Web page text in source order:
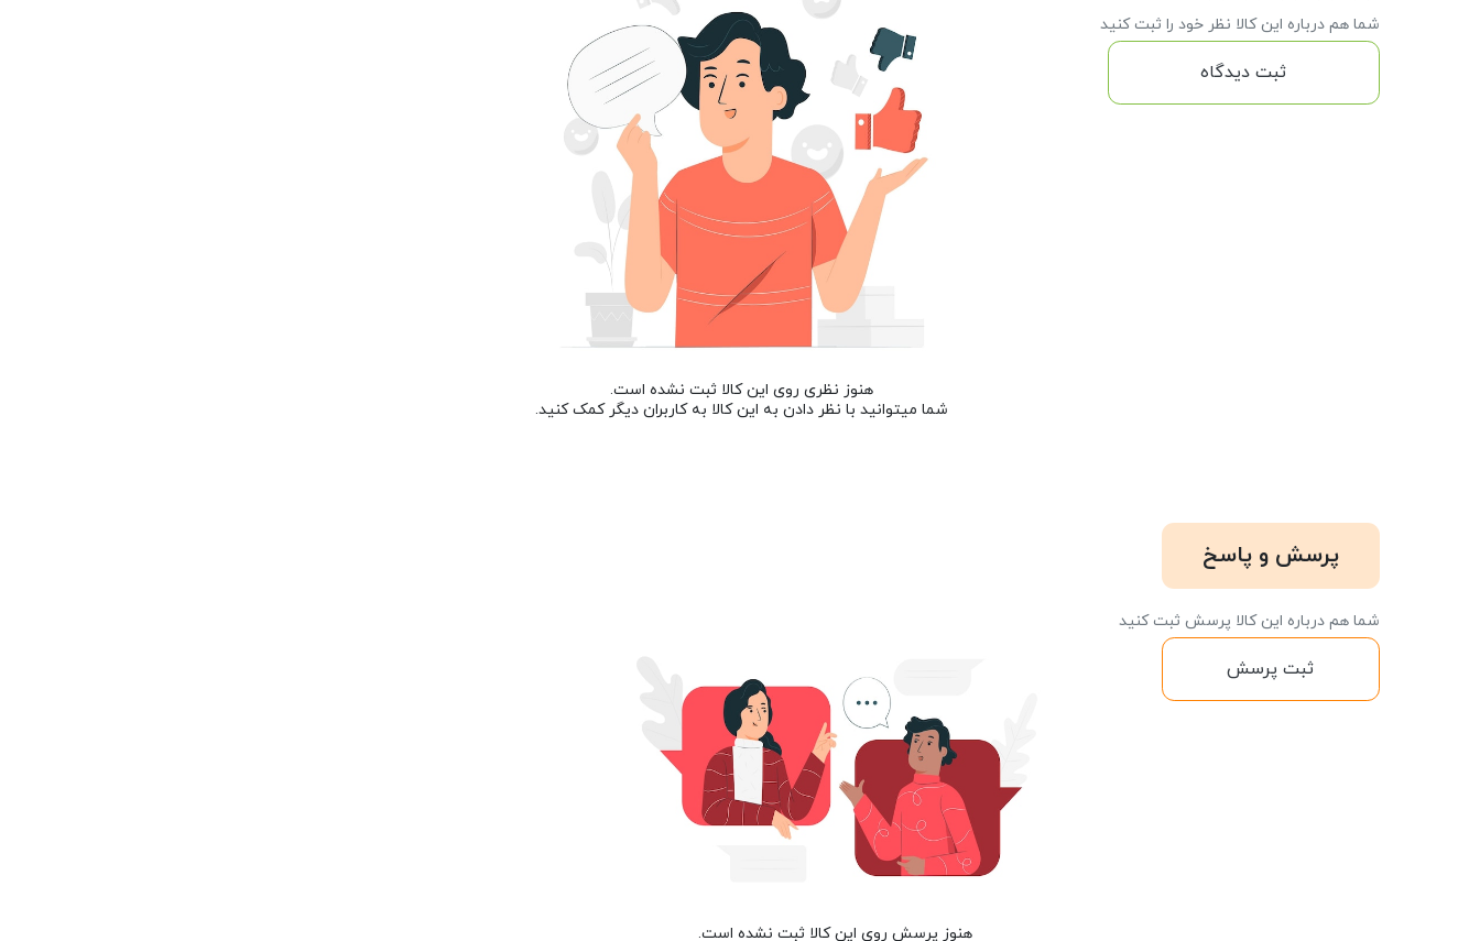
شما هم درباره این کالا نظر خود را ثبت کنید
ثبت دیدگاه
هنوز نظری روی این کالا ثبت نشده است.
شما میتوانید با نظر دادن به این کالا به کاربران دیگر کمک کنید.
پرسش و پاسخ
شما هم درباره این کالا پرسش ثبت کنید
ثبت پرسش
هنوز پرسش روی این کالا ثبت نشده است.